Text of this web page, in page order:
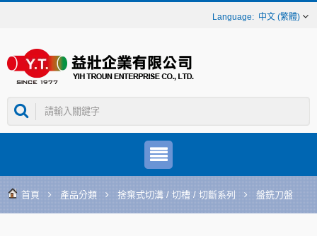
中文 (繁體)
首頁 產品分類 捨棄式切溝 / 切槽 / 切斷系列 盤銑刀盤